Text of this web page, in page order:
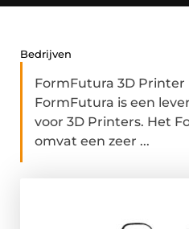
Bedrijven
FormFutura 3D
FormFutura is een
voor 3D Printers. Het
omvat een zeer ...